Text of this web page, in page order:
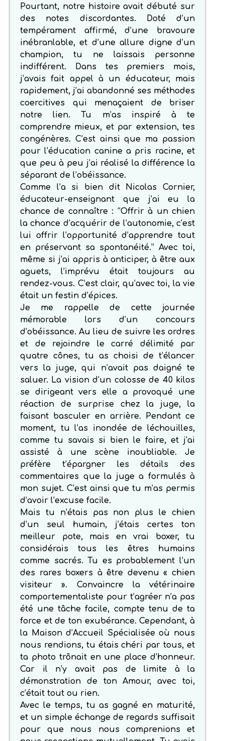
Pourtant, notre histoire avait débuté sur
des notes discordantes. Doté d’un
tempérament affirmé, d’une bravoure
inébranlable, et d’une allure digne d’un
champion, tu ne laissais personne
indifférent. Dans tes premiers mois,
j’avais fait appel à un éducateur, mais
rapidement, j’ai abandonné ses méthodes
coercitives qui menaçaient de briser
notre lien. Tu m’as inspiré à te
comprendre mieux, et par extension, tes
congénères. C’est ainsi que ma passion
pour l’éducation canine a pris racine, et
que peu à peu j’ai réalisé la différence la
séparant de l’obéissance.
Comme l’a si bien dit Nicolas Cornier,
éducateur-enseignant que j’ai eu la
chance de connaître : “Offrir à un chien
la chance d’acquérir de l’autonomie, c’est
lui offrir l’opportunité d’apprendre tout
en préservant sa spontanéité.” Avec toi,
même si j’ai appris à anticiper, à être aux
aguets, l’imprévu était toujours au
rendez-vous. C’est clair, qu’avec toi, la vie
était un festin d’épices.
Je me rappelle de cette journée
mémorable lors d’un concours
d’obéissance. Au lieu de suivre les ordres
et de rejoindre le carré délimité par
quatre cônes, tu as choisi de t’élancer
vers la juge, qui n’avait pas daigné te
saluer. La vision d’un colosse de 40 kilos
se dirigeant vers elle a provoqué une
réaction de surprise chez la juge, la
faisant basculer en arrière. Pendant ce
moment, tu l’as inondée de léchouilles,
comme tu savais si bien le faire, et j’ai
assisté à une scène inoubliable. Je
préfère t’épargner les détails des
commentaires que la juge a formulés à
mon sujet. C’est ainsi que tu m’as permis
d’avoir l’excuse facile.
Mais tu n’étais pas non plus le chien
d’un seul humain, j’étais certes ton
meilleur pote, mais en vrai boxer, tu
considérais tous les êtres humains
comme sacrés. Tu es probablement l’un
des rares boxers à être devenu « chien
visiteur ». Convaincre la vétérinaire
comportementaliste pour t’agréer n’a pas
été une tâche facile, compte tenu de ta
force et de ton exubérance. Cependant, à
la Maison d’Accueil Spécialisée où nous
nous rendions, tu étais chéri par tous, et
ta photo trônait en une place d’honneur.
Car il n’y avait pas de limite à la
démonstration de ton Amour, avec toi,
c’était tout ou rien.
Avec le temps, tu as gagné en maturité,
et un simple échange de regards suffisait
pour que nous nous comprenions et